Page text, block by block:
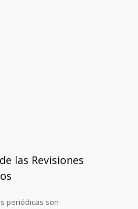
las Revisiones
periódicas son